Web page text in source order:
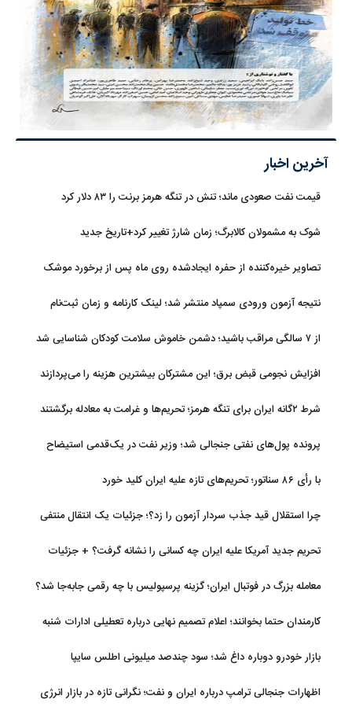
آخرین اخبار
قیمت نفت صعودی ماند؛ تنش در تنگه هرمز برنت را ۸۳ دلار کرد
شوک به مشمولان کالابرگ؛ زمان شارژ تغییر کرد+تاریخ جدید
تصاویر خیره‌کننده از حفره ایجادشده روی ماه پس از برخورد موشک
فالکون ۹
نتیجه آزمون ورودی سمپاد منتشر شد؛ لینک کارنامه و زمان ثبت‌نام
از ۷ سالگی مراقب باشید؛ دشمن خاموش سلامت کودکان شناسایی شد
افزایش نجومی قبض برق؛ این مشترکان بیشترین هزینه را می‌پردازند
شرط ۲گانه ایران برای تنگه هرمز؛ تحریم‌ها و غرامت به معادله برگشتند
پرونده پول‌های نفتی جنجالی شد؛ وزیر نفت در یک‌قدمی استیضاح
با رأی ۸۶ سناتور؛ تحریم‌های تازه علیه ایران کلید خورد
چرا استقلال قید جذب سردار آزمون را زد؟؛ جزئیات یک انتقال منتفی
تحریم جدید آمریکا علیه ایران چه کسانی را نشانه گرفت؟ + جزئیات
معامله بزرگ در فوتبال ایران؛ گزینه پرسپولیس با چه رقمی جابه‌جا شد؟
کارمندان حتما بخوانند؛ اعلام تصمیم نهایی درباره تعطیلی ادارات شنبه
بازار خودرو دوباره داغ شد؛ سود چندصد میلیونی اطلس سایپا
اظهارات جنجالی ترامپ درباره ایران و نفت؛ نگرانی تازه در بازار انرژی